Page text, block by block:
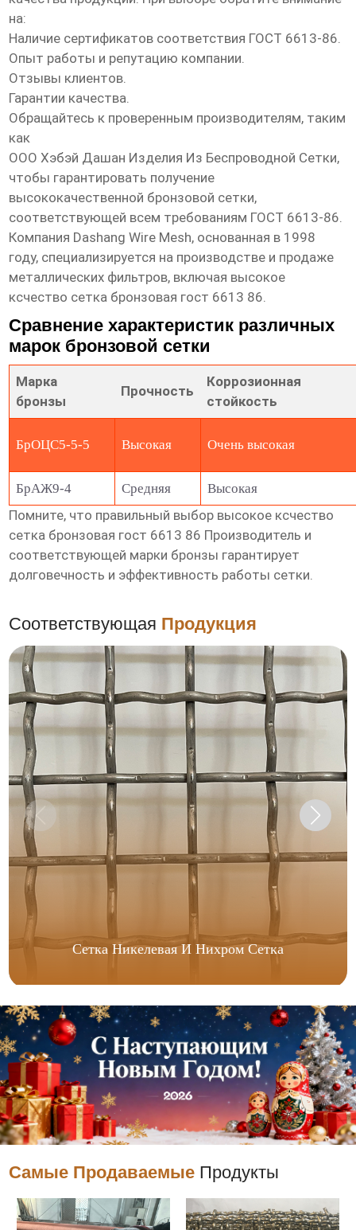
на:
Наличие сертификатов соответствия ГОСТ 6613-86.
Опыт работы и репутацию компании.
Отзывы клиентов.
Гарантии качества.
Обращайтесь к проверенным производителям, таким
как
ООО Хэбэй Дашан Изделия Из Беспроводной Сетки,
чтобы гарантировать получение
высококачественной бронзовой сетки,
соответствующей всем требованиям ГОСТ 6613-86.
Компания Dashang Wire Mesh, основанная в 1998
году, специализируется на производстве и продаже
металлических фильтров, включая высокое
ксчество сетка бронзовая гост 6613 86.
Сравнение характеристик различных
марок бронзовой сетки
Марка
бронзы
Прочность
Коррозионная
стойкость
БрОЦС5-5-5 Высокая Очень высокая
БрАЖ9-4 Средняя Высокая
Помните, что правильный выбор высокое ксчество
сетка бронзовая гост 6613 86 Производитель и
соответствующей марки бронзы гарантирует
долговечность и эффективность работы сетки.
Соответствующая Продукция
Сетка Никелевая И Нихром Сетка
Самые Продаваемые Продукты